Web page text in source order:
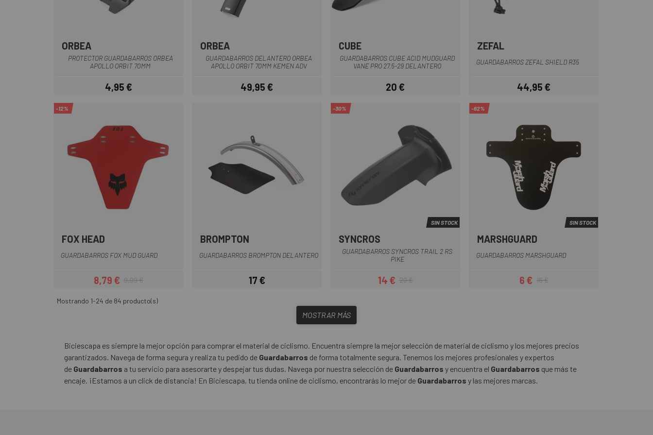
ORBEA
PROTECTOR GUARDABARROS ORBEA
APOLLO ORBIT 70MM
Precio
4,95 €
ORBEA
GUARDABARROS DELANTERO ORBEA
APOLLO ORBIT 70MM KEMEN ADV
Precio
49,95 €
CUBE
GUARDABARROS CUBE ACID MUDGUARD
VANE PRO 27.5-29 DELANTERO
Precio
20 €
ZEFAL
GUARDABARROS ZEFAL SHIELD R35
Precio
44,95 €
Crema
Lila
-12%
FOX HEAD
GUARDABARROS FOX MUD GUARD
Precio
8,79 €Precio regular
9,99 €
BROMPTON
GUARDABARROS BROMPTON DELANTERO
Precio
17 €
-30%
SIN STOCK
SYNCROS
GUARDABARROS SYNCROS TRAIL 2 RS
PIKE
Precio
14 €Precio regular
20 €
Negro-Negro
Negro-Blanco
Negro-Rojo
-62%
SIN STOCK
MARSHGUARD
GUARDABARROS MARSHGUARD
Precio
6 € Precio regular
16 €
Mostrando 1-24 de 84 producto(s)
MOSTRAR MÁS
Biciescapa es siempre la mejor opción para comprar el material de ciclismo. Encuentra siempre la mejor selección de material de ciclismo y los mejores precios
garantizados. Navega de forma segura y realiza tu pedido de Guardabarros de forma totalmente segura. Tenemos los mejores profesionales y expertos
de Guardabarros a tu servicio para asesorarte y despejar tus dudas. Navega por nuestra selección de Guardabarros y encuentra el Guardabarros que más te
encaje. ¡Estamos a un click de distancia! En Biciescapa, tu tienda online de ciclismo, encontrarás lo mejor de Guardabarros y las mejores marcas.